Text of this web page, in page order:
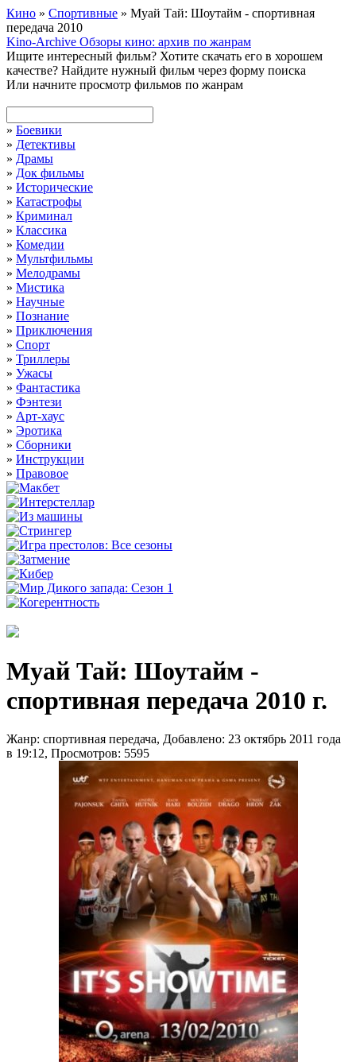
Кино » Спортивные » Муай Тай: Шоутайм - спортивная
передача 2010
Kino-Archive Обзоры кино: архив по жанрам
Ищите интересный фильм? Хотите скачать его в хорошем
качестве? Найдите нужный фильм через форму поиска
Или начните просмотр фильмов по жанрам
» Боевики
» Детективы
» Драмы
» Док фильмы
» Исторические
» Катастрофы
» Криминал
» Классика
» Комедии
» Мультфильмы
» Мелодрамы
» Мистика
» Научные
» Познание
» Приключения
» Спорт
» Триллеры
» Ужасы
» Фантастика
» Фэнтези
» Арт-хаус
» Эротика
» Сборники
» Инструкции
» Правовое
Муай Тай: Шоутайм -
спортивная передача 2010 г.
Жанр: спортивная передача, Добавлено: 23 октябрь 2011 года
в 19:12, Просмотров: 5595